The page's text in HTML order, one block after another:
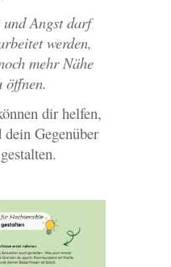
und Angst darf
werden,
mehr Nähe
öffnen.
dir helfen,
Gegenüber